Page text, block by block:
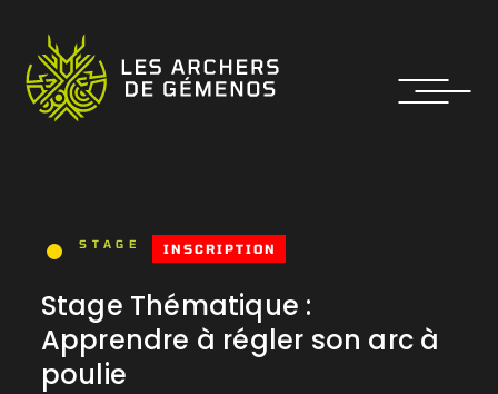
STAGE INSCRIPTION
Stage Thématique :
Apprendre à régler son arc à
poulie